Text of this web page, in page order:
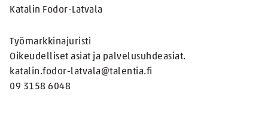
Katalin Fodor-Latvala
Työmarkkinajuristi
Oikeudelliset asiat ja palvelusuhdeasiat.
katalin.fodor-latvala@talentia.fi
09 3158 6048